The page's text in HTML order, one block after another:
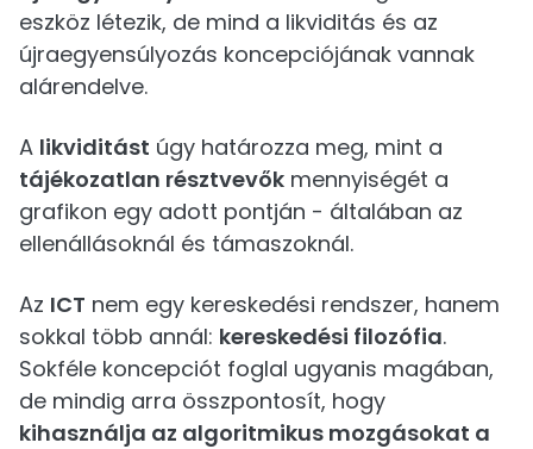
eszköz létezik, de mind a likviditás és az
újraegyensúlyozás koncepciójának vannak
alárendelve.
A likviditást úgy határozza meg, mint a
tájékozatlan résztvevők mennyiségét a
grafikon egy adott pontján - általában az
ellenállásoknál és támaszoknál.
Az ICT nem egy kereskedési rendszer, hanem
sokkal több annál: kereskedési filozófia.
Sokféle koncepciót foglal ugyanis magában,
de mindig arra összpontosít, hogy
kihasználja az algoritmikus mozgásokat a